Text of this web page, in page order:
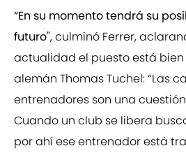
“En su momento tendrá su
futuro", culminó Ferrer,
actualidad el puesto está
alemán Thomas Tuchel: “Las
entrenadores son una
Cuando un club se libera
por ahí ese entrenador está